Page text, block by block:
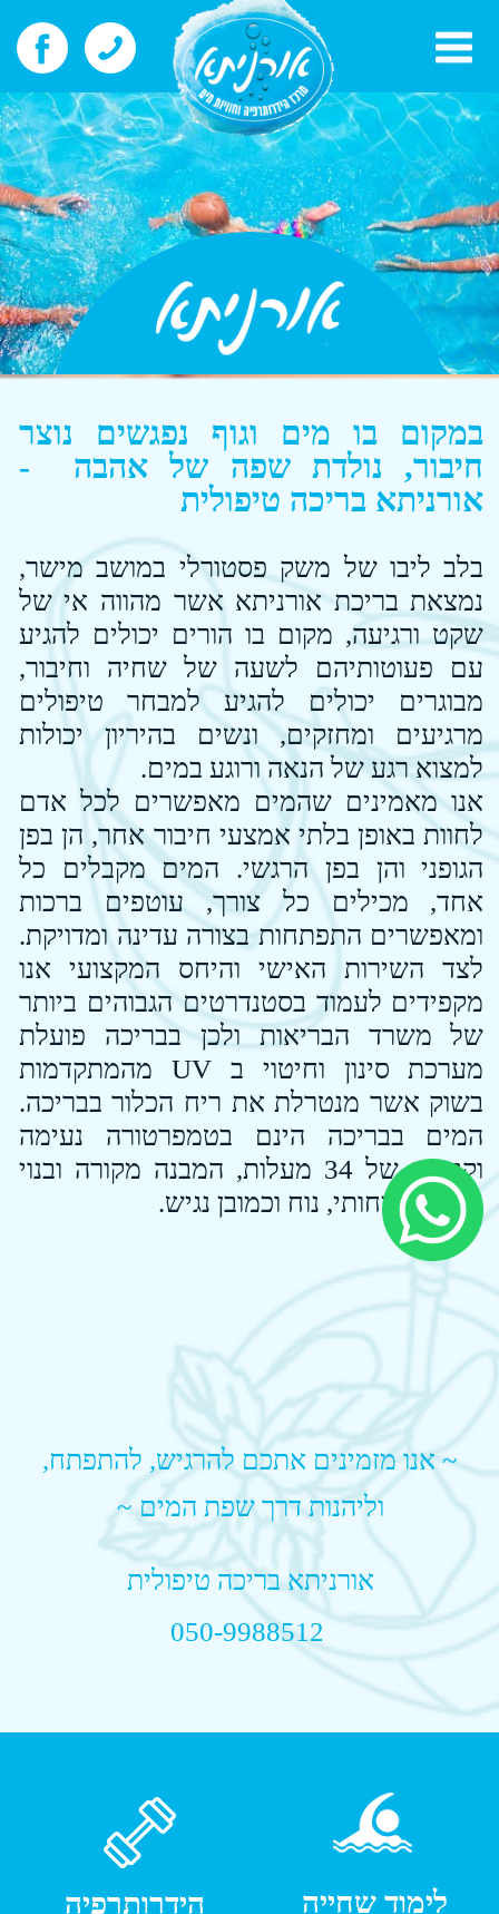
במקום בו מים וגוף נפגשים נוצר
חיבור, נולדת שפה של אהבה -
אורניתא בריכה טיפולית
נמצאת בריכת אורניתא אשר מהווה אי של
שקט ורגיעה, מקום בו הורים יכולים להגיע
עם פעוטותיהם לשעה של שחיה וחיבור,
מבוגרים יכולים להגיע למבחר טיפולים
למצוא רגע של הנאה ורוגע במים.
אנו מאמינים שהמים מאפשרים לכל אדם
לחוות באופן בלתי אמצעי חיבור אחר, הן בפן
הגופני והן בפן הרגשי. המים מקבלים כל
אחד, מכילים כל צורך, עוטפים ברכות
ומאפשרים התפתחות בצורה עדינה ומדויקת.
לצד השירות האישי והיחס המקצועי אנו
מקפידים לעמוד בסטנדרטים הגבוהים ביותר
של משרד הבריאות ולכן בבריכה פועלת
בשוק אשר מנטרלת את ריח הכלור בבריכה.
המים בבריכה הינם בטמפרטורה נעימה
וקבועה של 34 מעלות, המבנה מקורה ובנוי
באופן בטיחותי, נוח וכמובן נגיש.
לימוד שחייה
הידרותרפיה
לילדים עם
שחיית
תינוקות
ופעוטות
וואטסו
וטיפולי חוויה​
~ אנו מזמינים אתכם להרגיש, להתפתח,
וליהנות דרך שפת המים ~
אורניתא בריכה טיפולית